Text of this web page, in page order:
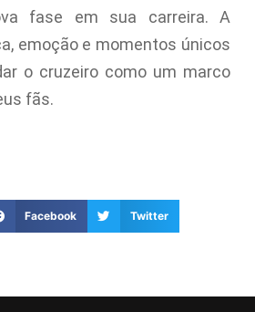
fase em sua carreira. A
emoção e momentos únicos
o cruzeiro como um marco
fãs.
Facebook Twitter